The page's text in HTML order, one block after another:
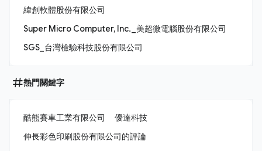
緯創軟體股份有限公司
Super Micro Computer, Inc._美超微電腦股份有限公司
SGS_台灣檢驗科技股份有限公司
熱門關鍵字
酷熊賽車工業有限公司
優達科技
伸長彩色印刷股份有限公司的評論